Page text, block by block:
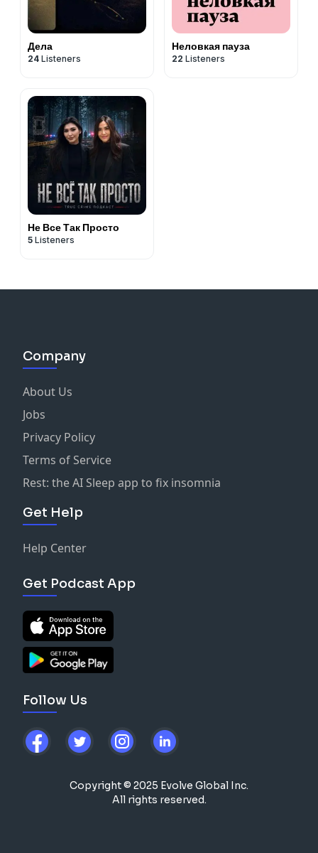
Дела
24 Listeners
‎Неловкая пауза
22 Listeners
Не Все Так Просто
5 Listeners
Company
About Us
Jobs
Privacy Policy
Terms of Service
Rest: the AI Sleep app to fix insomnia
Get Help
Help Center
Get Podcast App
Follow Us
Copyright © 2025 Evolve Global Inc.
All rights reserved.